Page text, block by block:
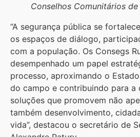
Conselhos Comunitários de
“A segurança pública se
os espaços de diálogo,
com a população. Os Consegs
desempenhado um papel
processo, aproximando o
do campo e contribuindo para a
soluções que promovem não
também desenvolvimento,
vida”, destacou o secretário de